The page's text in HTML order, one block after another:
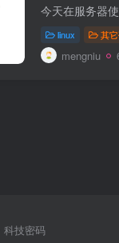
linux 其
mengniu
科技密码